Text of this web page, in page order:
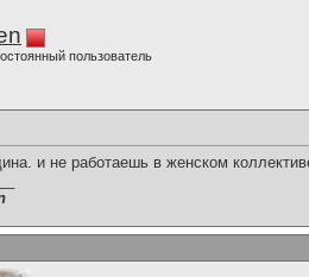
пользователь
и не работаешь в женском